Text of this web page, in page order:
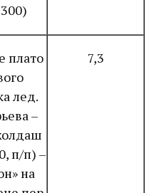
плато
лед.
–
п/п) –
на
7,3